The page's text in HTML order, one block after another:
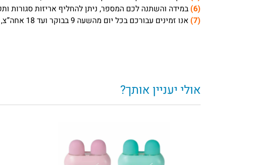
(6)
במידה והשתנה לכם המספר, ניתן להחליף אריזות סגורות
(7)
אנו זמינים עבורכם בכל יום מהשעה 9 בבוקר ועד 18 אחה”צ, ובימי שישי עד השעה 13:30.
אולי יעניין אותך?